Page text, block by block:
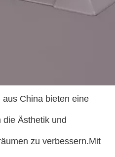
China bieten eine
die Ästhetik und
zu verbessern.Mit